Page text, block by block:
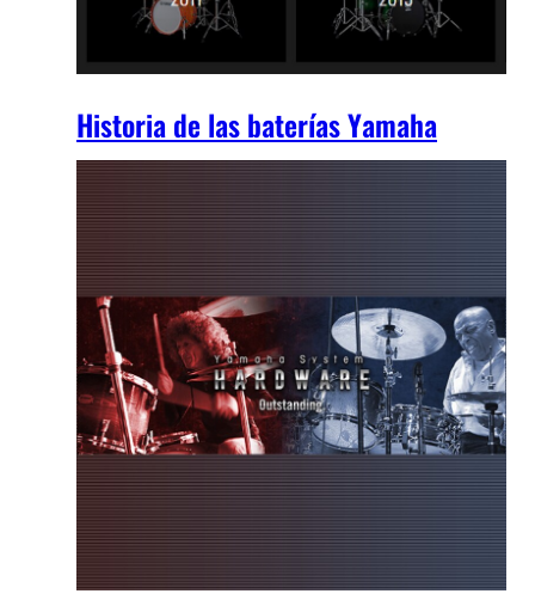
Historia de las baterías Yamaha